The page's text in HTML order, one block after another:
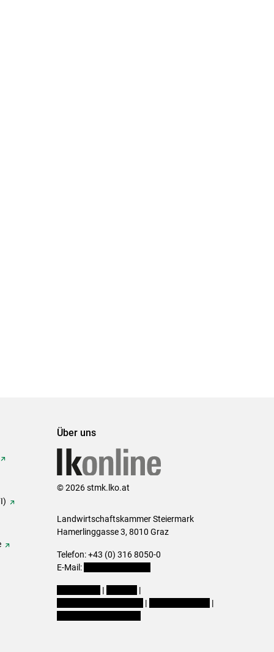
Über uns
© 2026 stmk.lko.at
Landwirtschaftskammer Steiermark
Hamerlinggasse 3, 8010 Graz
Telefon: +43 (0) 316 8050-0
E-Mail:
|
|
|
|